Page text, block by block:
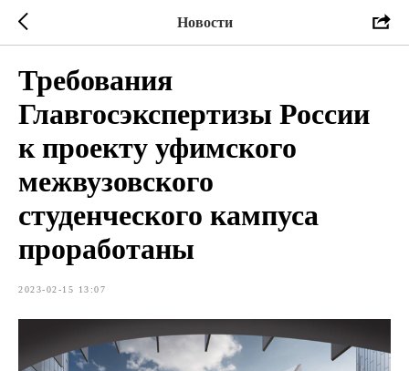
Новости
Требования
Главгосэкспертизы России
к проекту уфимского
межвузовского
студенческого кампуса
проработаны
2023-02-15 13:07